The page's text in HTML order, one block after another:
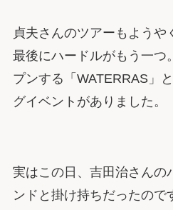
貞夫さんのツアーもようや
最後にハードルがもう一つ
プンする「WATERRAS」
グイベントがありました。
実はこの日、吉田治さんの
ンドと掛け持ちだったので